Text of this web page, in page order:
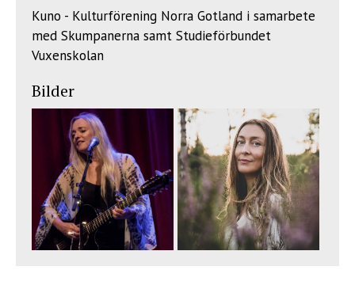
Kuno - Kulturförening Norra Gotland i samarbete
med Skumpanerna samt Studieförbundet
Vuxenskolan
Bilder